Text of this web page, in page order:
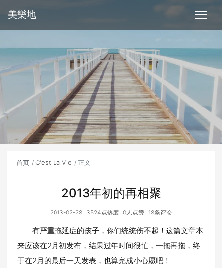
美樂地
首页 C'est La Vie 正文
2013年初的再相聚
2013-02-28 3524点热度 0人点赞 18条评论
有严重拖延症的孩子，你们统统伤不起！这篇文章本
来应该在2月初发布，结果过年时间很忙，一拖再拖，终
于在2月的最后一天发表，也算完成小心愿吧！